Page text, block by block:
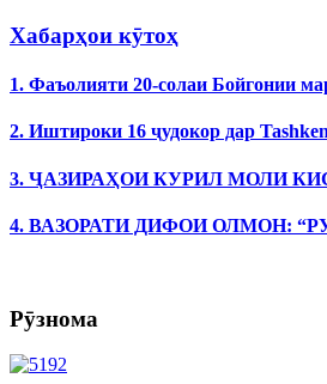
Хабарҳои кӯтоҳ
1. Фаъолияти 20-солаи Бойгонии
2. Иштироки 16 ҷудокор дар
3. ҶАЗИРАҲОИ КУРИЛ МОЛИ
4. ВАЗОРАТИ ДИФОИ ОЛМОН:
Рӯзнома